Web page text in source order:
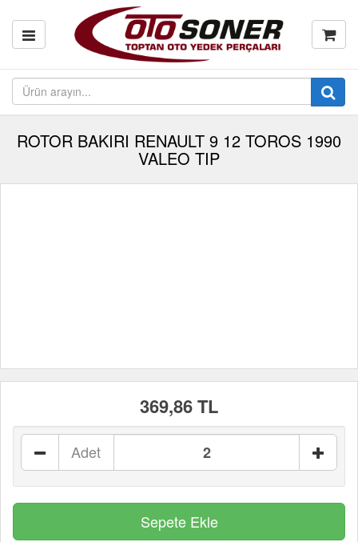
ROTOR BAKIRI RENAULT 9 12 TOROS 1990
VALEO TIP
369,86 TL
Adet